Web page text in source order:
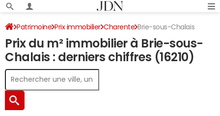
Patrimoine Prix immobilier Charente Brie-sous-Chalais
Prix du m² immobilier à Brie-sous-
Chalais : derniers chiffres (16210)